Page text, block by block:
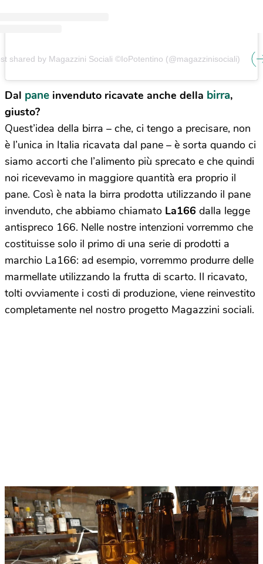
shared by Magazzini Sociali ©IoPotentino (@magazzinisociali)
Dal pane invenduto ricavate anche della birra,
giusto?
Quest’idea della birra – che, ci tengo a precisare, non
è l’unica in Italia ricavata dal pane – è sorta quando ci
siamo accorti che l’alimento più sprecato e che quindi
noi ricevevamo in maggiore quantità era proprio il
pane. Così è nata la birra prodotta utilizzando il pane
invenduto, che abbiamo chiamato La166 dalla legge
antispreco 166. Nelle nostre intenzioni vorremmo che
costituisse solo il primo di una serie di prodotti a
marchio La166: ad esempio, vorremmo produrre delle
marmellate utilizzando la frutta di scarto. Il ricavato,
tolti ovviamente i costi di produzione, viene reinvestito
completamente nel nostro progetto Magazzini sociali.